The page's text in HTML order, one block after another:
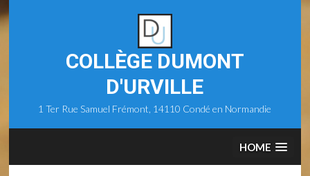
to
COLLÈGE DUMONT
D'URVILLE
1 Ter Rue Samuel Frémont, 14110 Condé en Normandie
HOME